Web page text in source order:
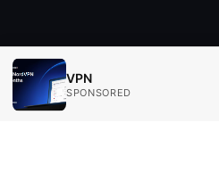
VPN
SPONSORED